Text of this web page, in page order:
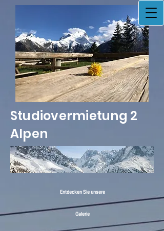
Studiovermietung 2
Alpen
Entdecken Sie unsere
Galerie